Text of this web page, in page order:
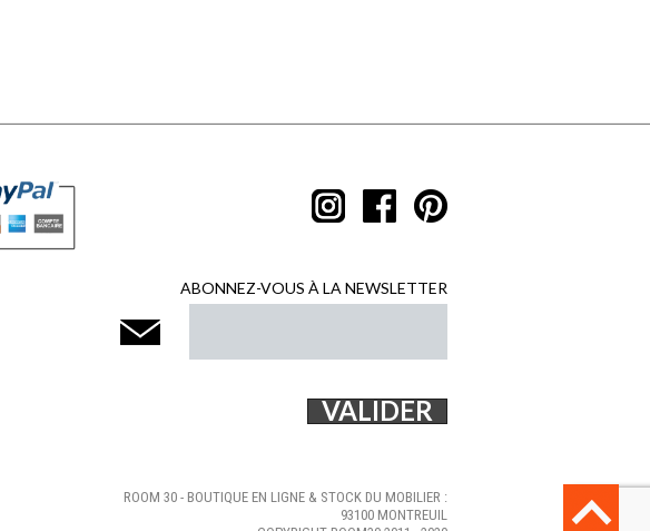
ABONNEZ-VOUS À LA NEWSLETTER
ROOM 30 - BOUTIQUE EN LIGNE & STOCK DU MOBILIER :
93100 MONTREUIL